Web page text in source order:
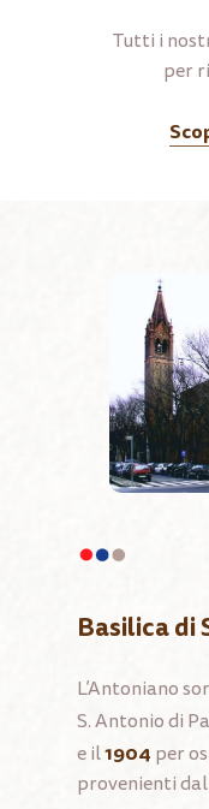
Tutti i
per
Basilica di
L’Antoniano
S. Antonio di
e il1904 per
provenienti dal